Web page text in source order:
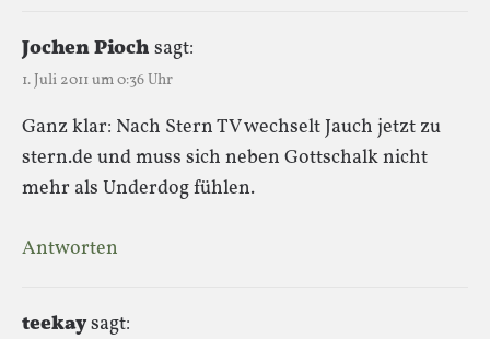
Jochen Pioch sagt:
1. Juli 2011 um 0:36 Uhr
Ganz klar: Nach Stern TV wechselt Jauch jetzt zu
stern.de und muss sich neben Gottschalk nicht
mehr als Underdog fühlen.
Antworten
teekaysagt: